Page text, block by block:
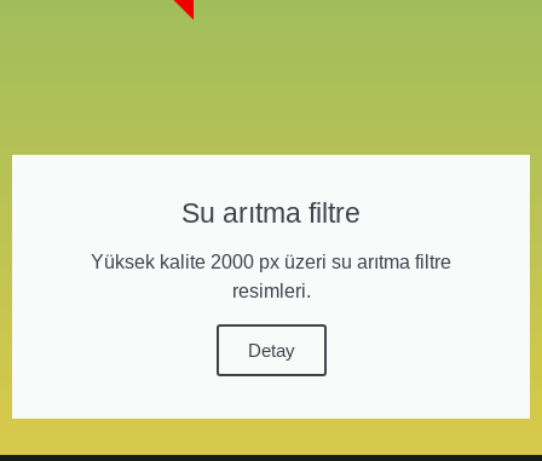
Su arıtma filtre
Yüksek kalite 2000 px üzeri su arıtma filtre
resimleri.
Detay